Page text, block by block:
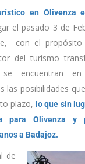
en Olivenza
el pasado 3 de
con el
del turismo
encuentran en
las posibilidades
plazo, lo que sin
para Olivenza y
a Badajoz.
de